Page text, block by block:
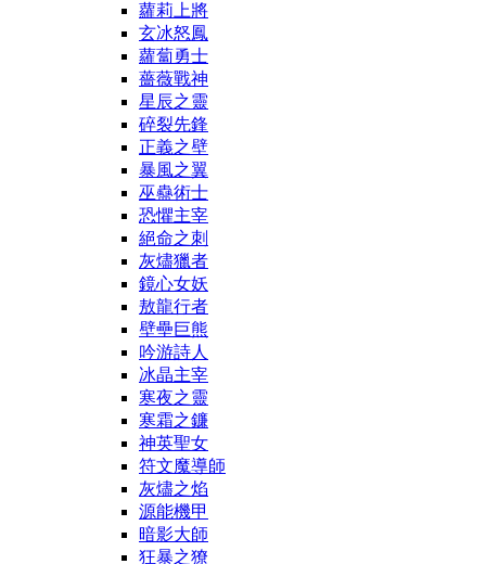
蘿莉上將
玄冰怒鳳
蘿蔔勇士
薔薇戰神
星辰之靈
碎裂先鋒
正義之壁
暴風之翼
巫蠱術士
恐懼主宰
絕命之刺
灰燼獵者
鏡心女妖
敖龍行者
壁壘巨熊
吟游詩人
冰晶主宰
寒夜之靈
寒霜之鐮
神英聖女
符文魔導師
灰燼之焰
源能機甲
暗影大師
狂暴之獠